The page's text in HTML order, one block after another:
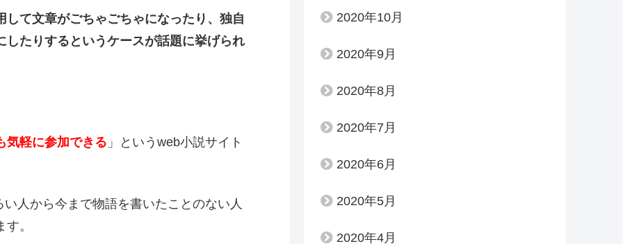
て文章がごちゃごちゃになったり、独自
たりするというケースが話題に挙げられ
気軽に参加でき る 」というweb小説サイト
人から今まで物語を書いたことのない人
。
2020年10月
2020年9月
2020年8月
2020年7月
2020年6月
2020年5月
2020年4月